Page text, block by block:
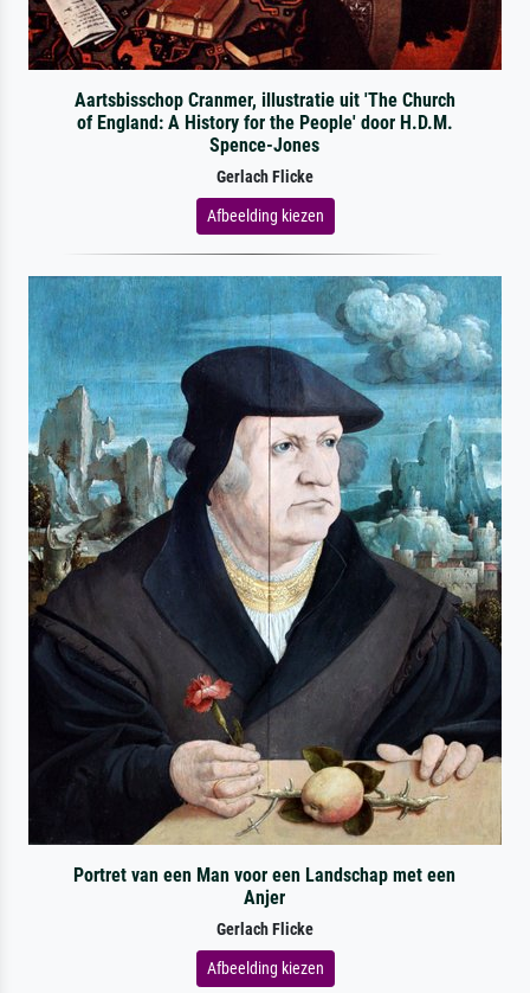
Aartsbisschop Cranmer, illustratie uit 'The Church
of England: A History for the People' door H.D.M.
Spence-Jones
Gerlach Flicke
Afbeelding kiezen
Portret van een Man voor een Landschap met een
Anjer
Gerlach Flicke
Afbeelding kiezen